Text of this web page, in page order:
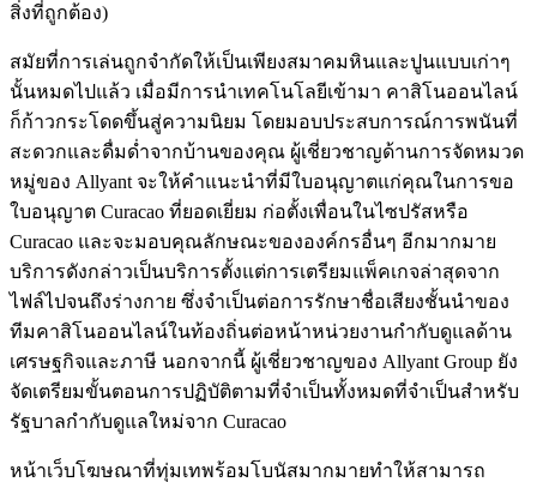
สิ่งที่ถูกต้อง)
สมัยที่การเล่นถูกจำกัดให้เป็นเพียงสมาคมหินและปูนแบบเก่าๆ
นั้นหมดไปแล้ว เมื่อมีการนำเทคโนโลยีเข้ามา คาสิโนออนไลน์
ก็ก้าวกระโดดขึ้นสู่ความนิยม โดยมอบประสบการณ์การพนันที่
สะดวกและดื่มด่ำจากบ้านของคุณ ผู้เชี่ยวชาญด้านการจัดหมวด
หมู่ของ Allyant จะให้คำแนะนำที่มีใบอนุญาตแก่คุณในการขอ
ใบอนุญาต Curacao ที่ยอดเยี่ยม ก่อตั้งเพื่อนในไซปรัสหรือ
Curacao และจะมอบคุณลักษณะขององค์กรอื่นๆ อีกมากมาย
บริการดังกล่าวเป็นบริการตั้งแต่การเตรียมแพ็คเกจล่าสุดจาก
ไฟล์ไปจนถึงร่างกาย ซึ่งจำเป็นต่อการรักษาชื่อเสียงชั้นนำของ
ทีมคาสิโนออนไลน์ในท้องถิ่นต่อหน้าหน่วยงานกำกับดูแลด้าน
เศรษฐกิจและภาษี นอกจากนี้ ผู้เชี่ยวชาญของ Allyant Group ยัง
จัดเตรียมขั้นตอนการปฏิบัติตามที่จำเป็นทั้งหมดที่จำเป็นสำหรับ
รัฐบาลกำกับดูแลใหม่จาก Curacao
หน้าเว็บโฆษณาที่ทุ่มเทพร้อมโบนัสมากมายทำให้สามารถ